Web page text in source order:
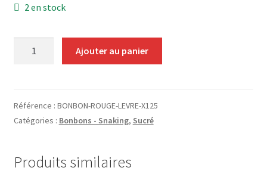
CBD, Poppers & Récréatifs
Encens
Divers
2 en stock
à
Lèvre
125)
Ajouter au panier
Référence : BONBON-ROUGE-LEVRE-X125
Catégories : Bonbons - Snaking, Sucré
Produits similaires